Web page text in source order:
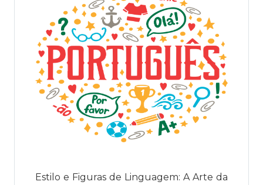
Estilo e Figuras de Linguagem: A Arte da